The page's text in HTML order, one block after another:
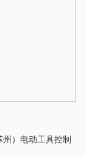
州）电动工具控制